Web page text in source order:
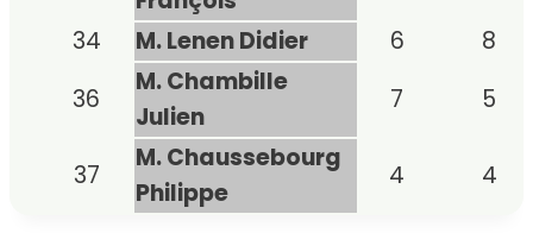
34
M. Lenen Didier 6
8
36
M. Chambille
Julien
7 5
37
M. Chaussebourg
Philippe
4 4